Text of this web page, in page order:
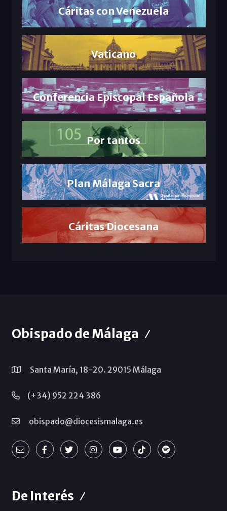
Cáritas con Venezuela
Vaticano
Conferencia Episcopal Española
Por tantos
Plan Málaga Sacra
Cáritas Diocesana
Obispado de Málaga
Santa María, 18-20. 29015 Málaga
(+34) 952 224 386
obispado@diocesismalaga.es
De Interés